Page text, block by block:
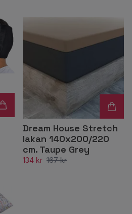
Dream House Stretch
lakan 140x200/220
cm. Taupe Grey
134 kr 167 kr